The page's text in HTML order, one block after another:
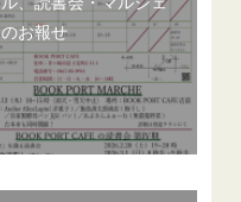
のお報せ